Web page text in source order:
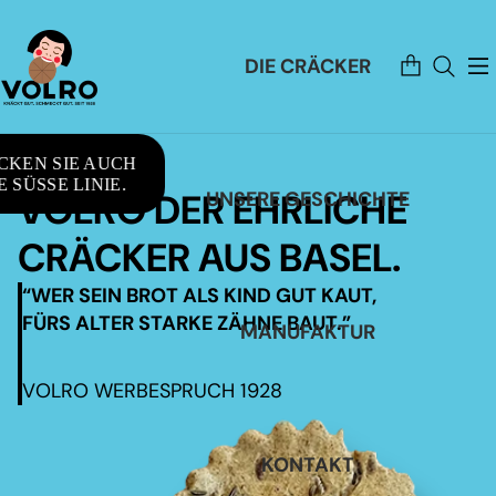
DIE CRÄCKER
UNSERE GESCHICHTE
MANUFAKTUR
KONTAKT
Artikel
im
Warenkorb
SIE AUCH
SÜSSE LINIE.
VOLRO DER EHRLICHE
CRÄCKER AUS BASEL.
“WER SEIN BROT ALS KIND GUT KAUT,
FÜRS ALTER STARKE ZÄHNE BAUT.”
VOLRO WERBESPRUCH 1928